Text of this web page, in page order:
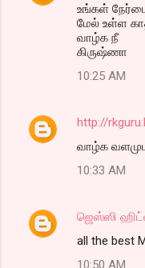
உங்கள்
மேல் உள்ள
வாழ்க நீ
கிருஷ்ணா
10:25 AM
http://
வாழ்க
10:33 AM
ஜெஸ்ஸி
all the best
10:50 AM